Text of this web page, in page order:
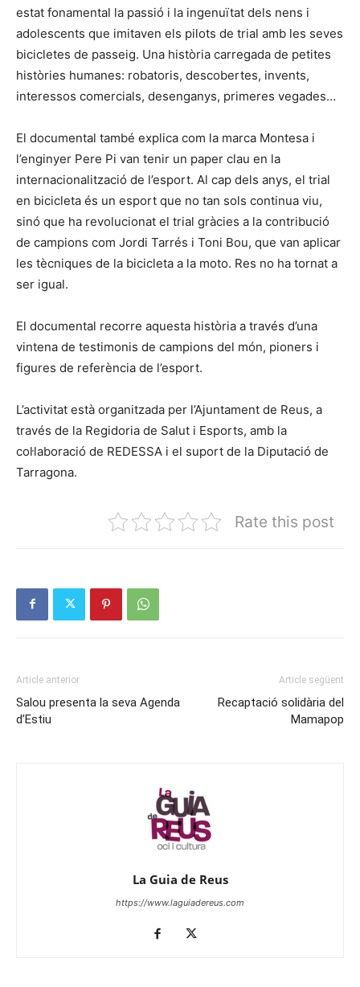
estat fonamental la passió i la ingenuïtat dels nens i
adolescents que imitaven els pilots de trial amb les seves
bicicletes de passeig. Una història carregada de petites
històries humanes: robatoris, descobertes, invents,
interessos comercials, desenganys, primeres vegades…
El documental també explica com la marca Montesa i
l’enginyer Pere Pi van tenir un paper clau en la
internacionalització de l’esport. Al cap dels anys, el trial
en bicicleta és un esport que no tan sols continua viu,
sinó que ha revolucionat el trial gràcies a la contribució
de campions com Jordi Tarrés i Toni Bou, que van aplicar
les tècniques de la bicicleta a la moto. Res no ha tornat a
ser igual.
El documental recorre aquesta història a través d’una
vintena de testimonis de campions del món, pioners i
figures de referència de l’esport.
L’activitat està organitzada per l’Ajuntament de Reus, a
través de la Regidoria de Salut i Esports, amb la
col·laboració de REDESSA i el suport de la Diputació de
Tarragona.
Rate this post
Article anterior
Salou presenta la seva Agenda
d’Estiu
Article següent
Recaptació solidària del
Mamapop
La Guia de Reus
https://www.laguiadereus.com